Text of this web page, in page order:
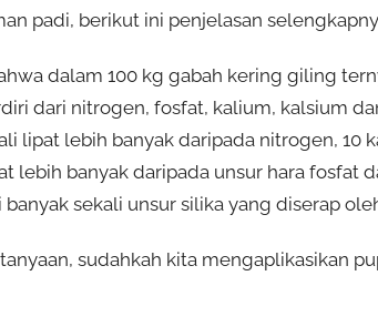
padi, berikut ini penjelasan
dalam 100 kg gabah kering giling
dari nitrogen, fosfat, kalium, kalsium
lipat lebih banyak daripada nitrogen, 10
lebih banyak daripada unsur hara fosfat
banyak sekali unsur silika yang diserap
sudahkah kita mengaplikasikan